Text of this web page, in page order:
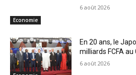
Economie
6 août 2026
En 20 ans, le
milliards FCFA
6 août 2026